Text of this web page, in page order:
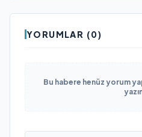
YORUMLAR (0)
Bu habere henüz yorum